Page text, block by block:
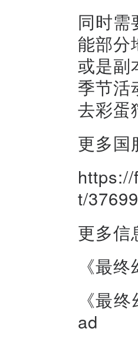
同时需
能部分
或是副
季节活
去彩蛋
更多国
t/
更多信
《最
《最
ad